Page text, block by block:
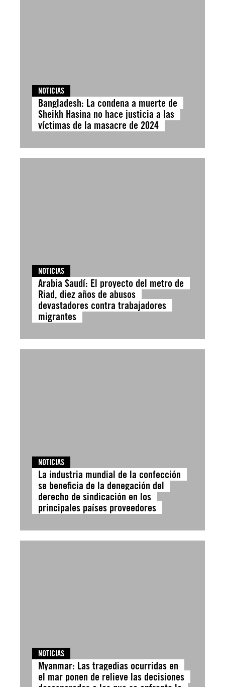
NOTICIAS
Bangladesh: La condena a muerte de
Sheikh Hasina no hace justicia a las
víctimas de la masacre de 2024
NOTICIAS
Arabia Saudí: El proyecto del metro de
Riad, diez años de abusos
devastadores contra trabajadores
migrantes
NOTICIAS
La industria mundial de la confección
se beneficia de la denegación del
derecho de sindicación en los
principales países proveedores
NOTICIAS
Myanmar: Las tragedias ocurridas en
el mar ponen de relieve las decisiones